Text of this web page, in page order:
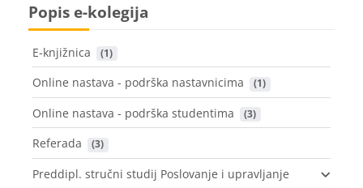
Popis e-kolegija
E-knjižnica (1)
Online nastava - podrška nastavnicima (1)
Online nastava - podrška studentima (3)
Referada (3)
Preddipl. stručni studij Poslovanje i upravljanje